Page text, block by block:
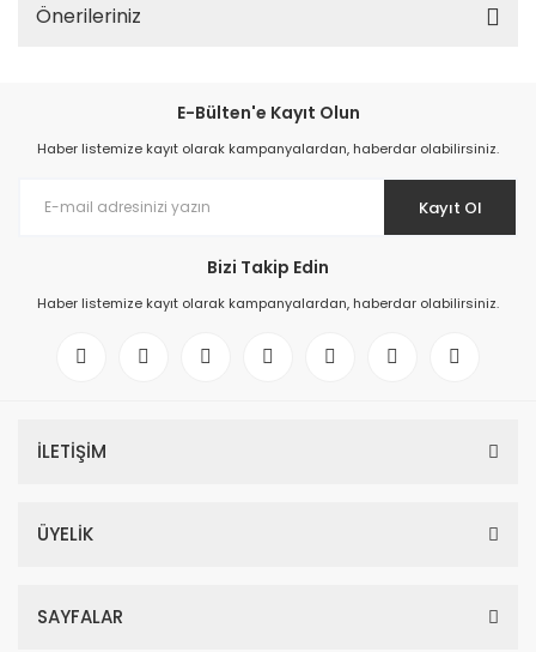
Önerileriniz
E-Bülten'e Kayıt Olun
Haber listemize kayıt olarak kampanyalardan, haberdar olabilirsiniz.
Kayıt Ol
Bizi Takip Edin
Haber listemize kayıt olarak kampanyalardan, haberdar olabilirsiniz.
İLETİŞİM
ÜYELİK
SAYFALAR